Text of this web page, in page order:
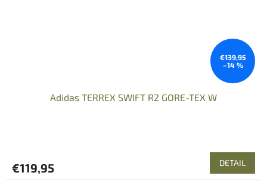
€139,95
–14 %
Adidas TERREX SWIFT R2 GORE-TEX W
€119,95 DETAIL